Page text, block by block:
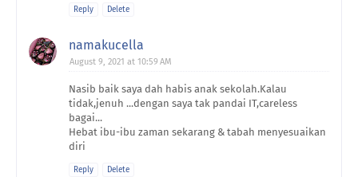
Reply Delete
namakucella
August 9, 2021 at 10:59 AM
Nasib baik saya dah habis anak sekolah.Kalau
tidak,jenuh ...dengan saya tak pandai IT,careless
bagai...
Hebat ibu-ibu zaman sekarang & tabah menyesuaikan
diri
Reply Delete